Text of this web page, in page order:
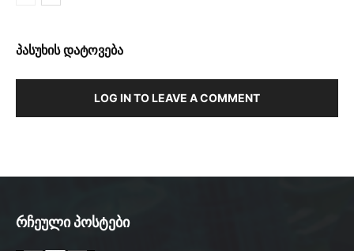
პასუხის დატოვება
LOG IN TO LEAVE A COMMENT
რჩეული პოსტები